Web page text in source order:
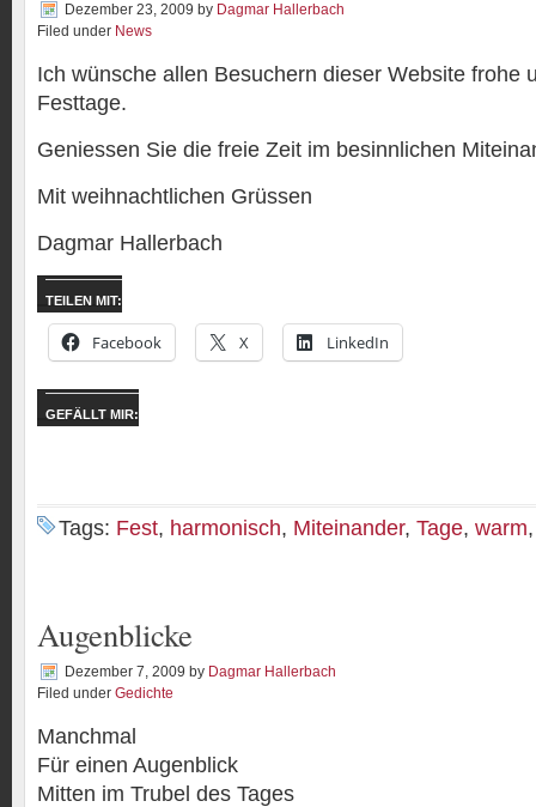
Dezember 23, 2009 by Dagmar Hallerbach
Filed under News
Ich wünsche allen Besuchern dieser Website frohe
Festtage.
Geniessen Sie die freie Zeit im besinnlichen
Mit weihnachtlichen Grüssen
Dagmar Hallerbach
TEILEN MIT:
Facebook X LinkedIn
GEFÄLLT MIR:
Tags: Fest, harmonisch, Miteinander, Tage, warm
Augenblicke
Dezember 7, 2009 by Dagmar Hallerbach
Filed under Gedichte
Manchmal
Für einen Augenblick
Mitten im Trubel des Tages